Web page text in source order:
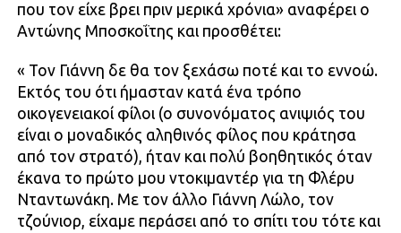
που τον είχε βρει πριν μερικά χρόνια» αναφέρει ο
Αντώνης Μποσκοΐτης και προσθέτει:
« Τον Γιάννη δε θα τον ξεχάσω ποτέ και το εννοώ.
Εκτός του ότι ήμασταν κατά ένα τρόπο
οικογενειακοί φίλοι (ο συνονόματος ανιψιός του
είναι ο μοναδικός αληθινός φίλος που κράτησα
από τον στρατό), ήταν και πολύ βοηθητικός όταν
έκανα το πρώτο μου ντοκιμαντέρ για τη Φλέρυ
Νταντωνάκη. Με τον άλλο Γιάννη Λώλο, τον
τζούνιορ, είχαμε περάσει από το σπίτι του τότε και